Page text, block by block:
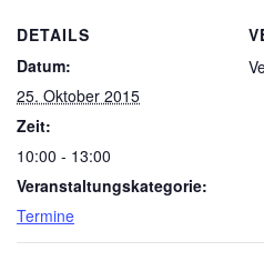
DETAILS
Datum:
25. Oktober 2015
Zeit:
10:00 - 13:00
Veranstaltungskategorie:
Termine